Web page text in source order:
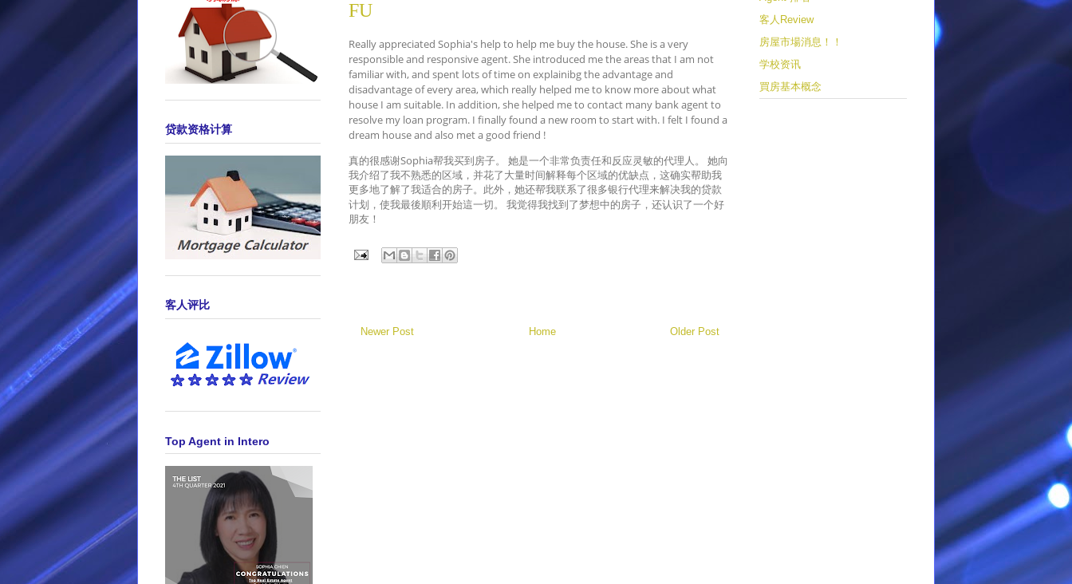
FU
Really appreciated Sophia's help to help me buy the house. She is a very
responsible and responsive agent. She introduced me the areas that I am not
familiar with, and spent lots of time on explainibg the advantage and
disadvantage of every area, which really helped me to know more about what
house I am suitable. In addition, she helped me to contact many bank agent to
resolve my loan program. I finally found a new room to start with. I felt I found a
dream house and also met a good friend !
真的很感谢Sophia帮我买到房子。 她是一个非常负责任和反应灵敏的代理人。
她向
我介绍了我不熟悉的区域，并花了大量时间解释每个区域的优缺点，这确实帮助我
更多地了解了我适合的房子。此外，她还帮我联系了很多银行代理来解决我的贷款
计划 ，使我最後順利开始這一切。
我觉得我找到了梦想中的房子，还认识了一个好
朋友！
Newer Post Older Post
Home
贷款资格计算
客人评比
Top Agent in Intero
客人Review
房屋市場消息！！
学校资讯
買房基本概念